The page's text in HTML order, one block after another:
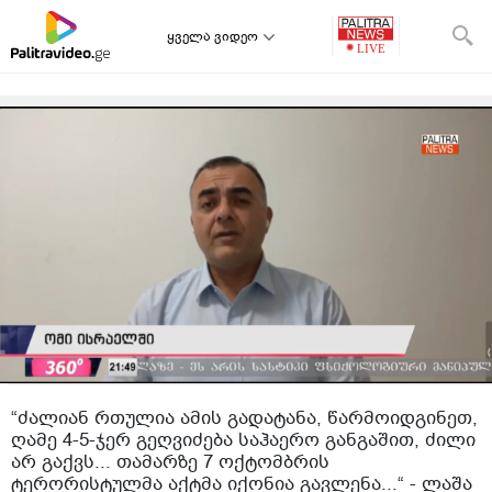
ყველა ვიდეო
“ძალიან რთულია ამის გადატანა, წარმოიდგინეთ,
ღამე 4-5-ჯერ გეღვიძება საჰაერო განგაშით, ძილი
არ გაქვს... თამარზე 7 ოქტომბრის
ტერორისტულმა აქტმა იქონია გავლენა...“ - ლაშა